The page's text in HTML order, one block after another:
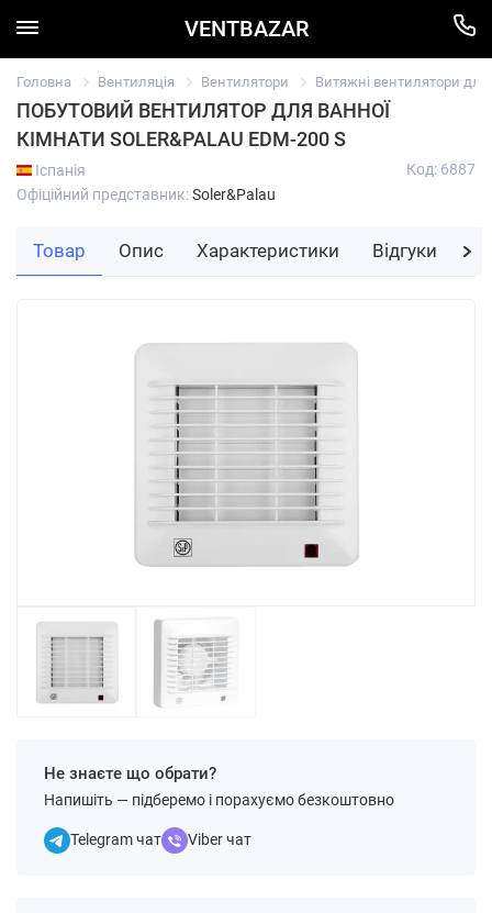
VENTBAZAR
Головна Вентиляція Вентилятори Витяжні вентилятори для
ПОБУТОВИЙ ВЕНТИЛЯТОР ДЛЯ ВАННОЇ
КІМНАТИ SOLER&PALAU EDM-200 S
Іспанія
Офіційний представник:Soler&Palau
Код: 6887
Не знаєте що обрати?
Напишіть — підберемо і порахуємо безкоштовно
Telegram чат Viber чат
Товар Опис Характеристики Відгуки